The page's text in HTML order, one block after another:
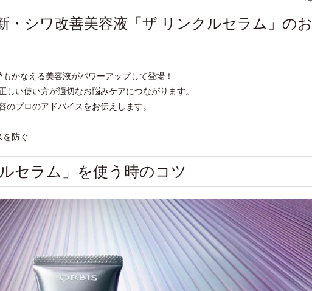
・シワ改善美容液「ザ リンクルセラム」のお
かなえる美容液がパワーアップして登場！
い使い方が適切なお悩みケアにつながります。
プロのアドバイスをお伝えします。
防ぐ
セラム」を使う時のコツ